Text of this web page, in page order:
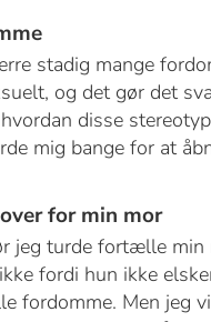
stadig mange
og det gør det
disse
mig bange for at
for min mor
jeg turde fortælle min
fordi hun ikke
fordomme. Men jeg